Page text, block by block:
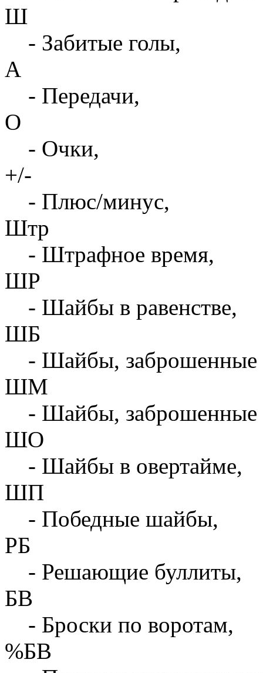
Ш
- Забитые голы,
А
- Передачи,
О
- Очки,
+/-
- Плюс/минус,
Штр
- Штрафное время,
ШР
- Шайбы в равенстве,
ШБ
- Шайбы, заброшенные
ШМ
- Шайбы, заброшенные
ШО
- Шайбы в овертайме,
ШП
- Победные шайбы,
РБ
- Решающие буллиты,
БВ
- Броски по воротам,
%БВ